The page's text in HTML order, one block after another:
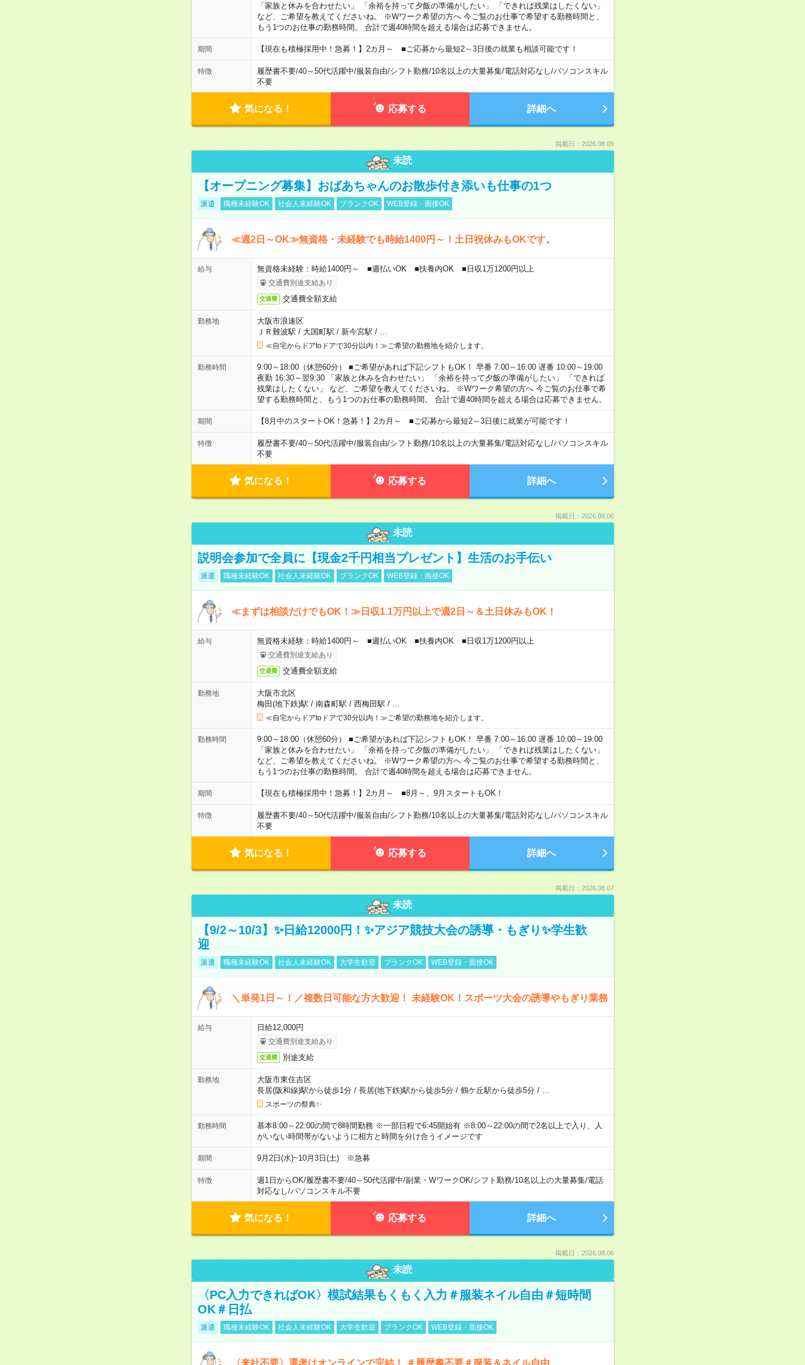
「家族と休みを合わせたい」 「余裕を持って夕飯の準備がしたい」 「できれば残業はしたくない」
など、ご希望を教えてくださいね。 ※Wワーク希望の方へ 今ご覧のお仕事で希望する勤務時間と、
もう1つのお仕事の勤務時間。 合計で週40時間を超える場合は応募できません。
期間 【現在も積極採用中！急募！】2カ月～ ■ご応募から最短2～3日後の就業も相談可能です！
特徴 履歴書不要/40～50代活躍中/服装自由/シフト勤務/10名以上の大量募集/電話対応なし/パソコンスキル
不要
気になる！ 応募する 詳細へ
掲載日：2026.08.09
未読
【オープニング募集】おばあちゃんのお散歩付き添いも仕事の1つ
派遣 職種未経験OK 社会人未経験OK ブランクOK WEB登録・面接OK
≪週2日～OK≫無資格・未経験でも時給1400円～！土日祝休みもOKです。
給与 無資格未経験：時給1400円～ ■週払いOK ■扶養内OK ■日収1万1200円以上
交通費別途支給あり
交通費 交通費全額支給
勤務地
大阪市浪速区
ＪＲ難波駅 / 大国町駅 / 新今宮駅 /
≪自宅からドアtoドアで30分以内！≫ご希望の勤務地を紹介します。
勤務時間
9:00～18:00（休憩60分） ■ご希望があれば下記シフトもOK！ 早番 7:00～16:00 遅番 10:00～19:00
夜勤 16:30～翌9:30 「家族と休みを合わせたい」 「余裕を持って夕飯の準備がしたい」 「できれば
残業はしたくない」 など、ご希望を教えてくださいね。 ※Wワーク希望の方へ 今ご覧のお仕事で希
望する勤務時間と、もう1つのお仕事の勤務時間。 合計で週40時間を超える場合は応募できません。
期間 【8月中のスタートOK！急募！】2カ月～ ■ご応募から最短2～3日後に就業が可能です！
特徴 履歴書不要/40～50代活躍中/服装自由/シフト勤務/10名以上の大量募集/電話対応なし/パソコンスキル
不要
気になる！ 応募する 詳細へ
掲載日：2026.08.06
未読
説明会参加で全員に【現金2千円相当プレゼント】生活のお手伝い
派遣 職種未経験OK 社会人未経験OK ブランクOK WEB登録・面接OK
≪まずは相談だけでもOK！≫日収1.1万円以上で週2日～＆土日休みもOK！
給与 無資格未経験：時給1400円～ ■週払いOK ■扶養内OK ■日収1万1200円以上
交通費別途支給あり
交通費 交通費全額支給
勤務地
大阪市北区
梅田(地下鉄)駅 / 南森町駅 / 西梅田駅 /
≪自宅からドアtoドアで30分以内！≫ご希望の勤務地を紹介します。
勤務時間
9:00～18:00（休憩60分） ■ご希望があれば下記シフトもOK！ 早番 7:00～16:00 遅番 10:00～19:00
「家族と休みを合わせたい」 「余裕を持って夕飯の準備がしたい」 「できれば残業はしたくない」
など、ご希望を教えてくださいね。 ※Wワーク希望の方へ 今ご覧のお仕事で希望する勤務時間と、
もう1つのお仕事の勤務時間。 合計で週40時間を超える場合は応募できません。
期間 【現在も積極採用中！急募！】2カ月～ ■8月～、9月スタートもOK！
特徴 履歴書不要/40～50代活躍中/服装自由/シフト勤務/10名以上の大量募集/電話対応なし/パソコンスキル
不要
気になる！ 応募する 詳細へ
掲載日：2026.08.07
未読
【9/2～10/3】✨日給12000円！✨アジア競技大会の誘導・もぎり✨学生歓
迎
派遣 職種未経験OK 社会人未経験OK 大学生歓迎 ブランクOK WEB登録・面接OK
＼単発1日～！／複数日可能な方大歓迎！ 未経験OK！スポーツ大会の誘導やもぎり業務
給与 日給12,000円
交通費別途支給あり
交通費 別途支給
勤務地
大阪市東住吉区
長居(阪和線)駅から徒歩1分/ 長居(地下鉄)駅から徒歩5分/ 鶴ケ丘駅から徒歩5分/
スポーツの祭典✨
勤務時間
基本8:00～22:00の間で8時間勤務 ※一部日程で6:45開始有 ※8:00～22:00の間で2名以上で入り、人
がいない時間帯がないように相方と時間を分け合うイメージです
期間 9月2日(水)~10月3日(土) ※急募
特徴 週1日からOK/履歴書不要/40～50代活躍中/副業・WワークOK/シフト勤務/10名以上の大量募集/電話
対応なし/パソコンスキル不要
気になる！ 応募する 詳細へ
掲載日：2026.08.06
未読
〈PC入力できればOK〉模試結果もくもく入力＃服装ネイル自由＃短時間
OK＃日払
派遣 職種未経験OK 社会人未経験OK 大学生歓迎 ブランクOK WEB登録・面接OK
〈来社不要〉選考はオンラインで完結！ ＃履歴書不要＃服装＆ネイル自由